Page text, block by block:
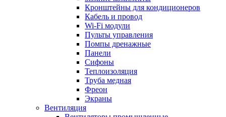
Кронштейны для кондиционеров
Кабель и провод
Wi-Fi модули
Пульты управления
Помпы дренажные
Панели
Сифоны
Теплоизоляция
Труба медная
Фреон
Экраны
Вентиляция